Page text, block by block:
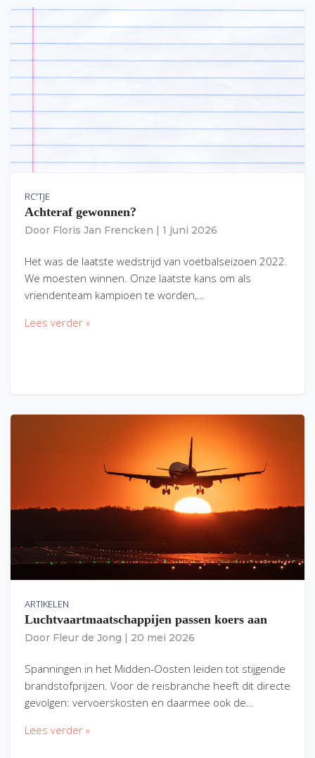
RC'TJE
Achteraf gewonnen?
Door Floris Jan Frencken 1 juni 2026
Het was de laatste wedstrijd van voetbalseizoen 2022.
We moesten winnen. Onze laatste kans om als
vriendenteam kampioen te worden,…
Lees verder »
ARTIKELEN
Luchtvaartmaatschappijen passen koers aan
Door Fleur de Jong 20 mei 2026
Spanningen in het Midden-Oosten leiden tot stijgende
brandstofprijzen. Voor de reisbranche heeft dit directe
gevolgen: vervoerskosten en daarmee ook de…
Lees verder »